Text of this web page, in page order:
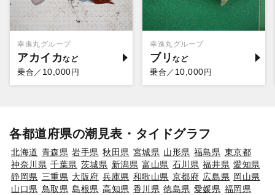
幸進丸グループ
アカイカ
乗合／ 10,000円
幸進丸グループ
ブリ
乗合／ 10,000円
各都道府県の潮見表・タイドグラフ
北海道 青森県 岩手県 秋田県 宮城県 山形県 福島県 東京都
神奈川県 千葉県 茨城県 新潟県 富山県 石川県 福井県 愛知県
静岡県 三重県 大阪府 兵庫県 和歌山県 京都府 広島県 岡山県
山口県 鳥取県 島根県 高知県 香川県 徳島県 愛媛県 福岡県